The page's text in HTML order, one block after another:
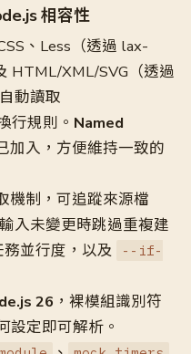
相容性
、Less（透過 lax-
HTML/XML/SVG（透過
動讀取
行規則。 Named
加入，方便維持一致的
機制，可追蹤來源檔
入未變更時跳過重複建
並行度，以及
--if-
26 ，裸模組識別符
設定即可解析。